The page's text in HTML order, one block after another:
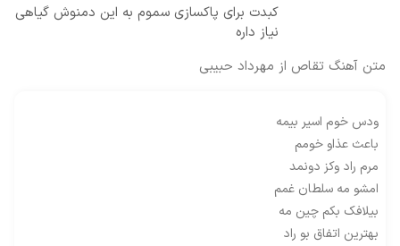
کبدت برای پاکسازی سموم به این دمنوش گیاهی
نیاز داره
متن آهنگ تقاص از مهرداد حبیبی
ودس خوم اسیر بیمه
باعث عذاو خومم
مرم راد وکز دونمد
امشو مه سلطان غمم
بیلافک بکم چین مه
بهترین اتفاق بو راد